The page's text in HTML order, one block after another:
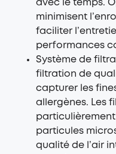
avec le temps.
minimisent
faciliter
performances
Système de
filtration de
capturer les
allergènes. Les
particules
qualité de l’air